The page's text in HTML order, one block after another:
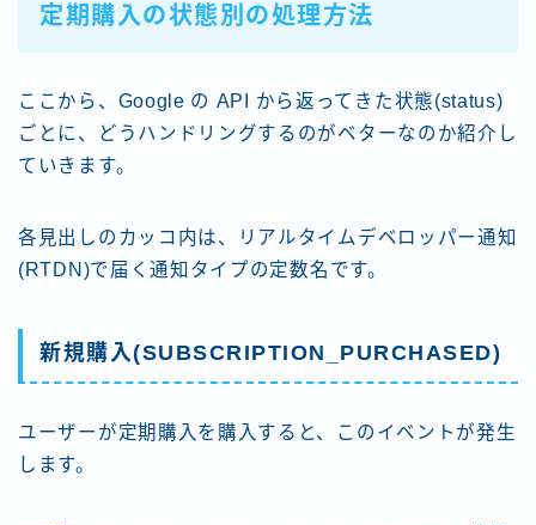
定期購入の状態別の処理方法
ここから、Google の API から返ってきた状態(status)
ごとに、どうハンドリングするのがベターなのか紹介し
ていきます。
各見出しのカッコ内は、リアルタイムデベロッパー通知
(RTDN)で届く通知タイプの定数名です。
新規購入(SUBSCRIPTION_PURCHASED)
ユーザーが定期購入を購入すると、このイベントが発生
します。